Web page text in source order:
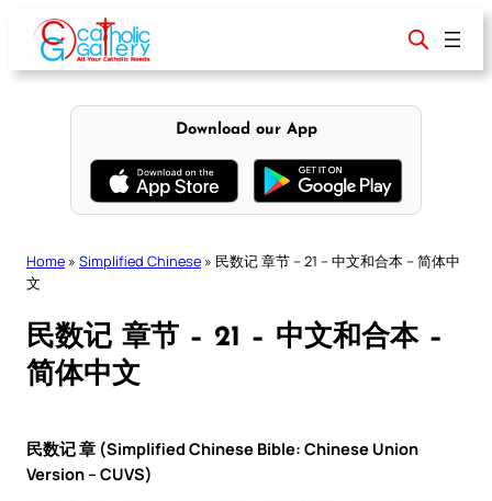
content
Download our App
Home » Simplified Chinese » 民数记 章节 – 21 – 中文和合本 – 简体中
文
民数记 章节 – 21 – 中文和合本 –
简体中文
民数记 章 (Simplified Chinese Bible: Chinese Union
Version – CUVS)